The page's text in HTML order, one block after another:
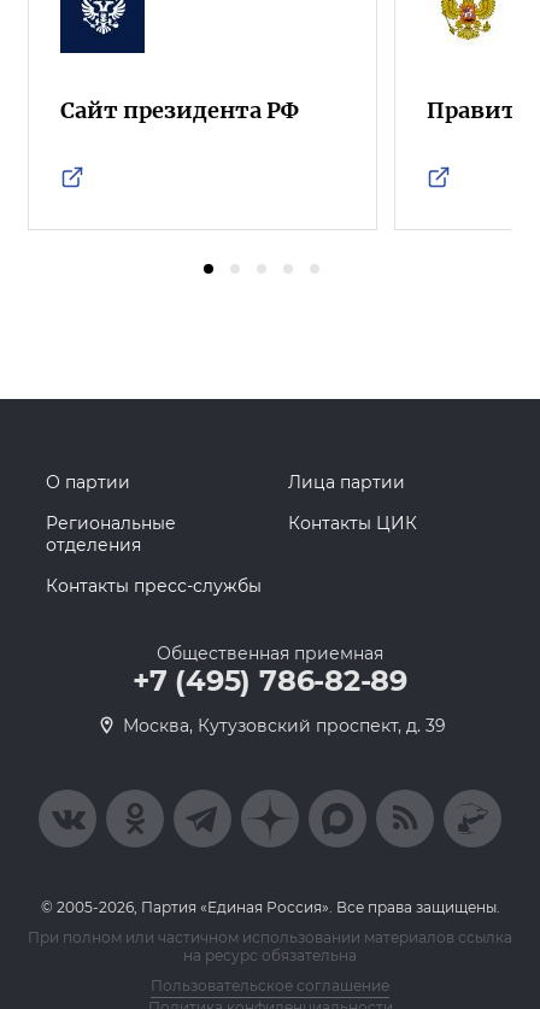
Сайт президента РФ
О партии
Лица партии
Региональные
отделения
Контакты ЦИК
Контакты пресс-службы
Общественная приемная
+7 (495) 786-82-89
Москва, Кутузовский проспект, д. 39
© 2005-2026, Партия «Единая Россия». Все права защищены.
При полном или частичном использовании материалов ссылка
на ресурс обязательна
Пользовательское соглашение